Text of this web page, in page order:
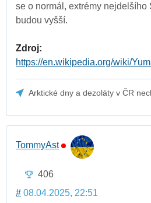
se o normál, extrémy nejdelšího
budou vyšší.
Zdroj:
https://en.wikipedia.org/wiki/
Arktické dny a dezoláty v ČR
TommyAst
406
# 08.04.2025, 22:51